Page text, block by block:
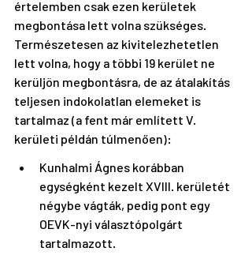
értelemben csak ezen kerületek
megbontása lett volna szükséges.
Természetesen az kivitelezhetetlen
lett volna, hogy a többi 19 kerület ne
kerüljön megbontásra, de az átalakítás
teljesen indokolatlan elemeket is
tartalmaz (a fent már említett V.
kerületi példán túlmenően):
Kunhalmi Ágnes korábban
egységként kezelt XVIII. kerületét
négybe vágták, pedig pont egy
OEVK-nyi választópolgárt
tartalmazott.